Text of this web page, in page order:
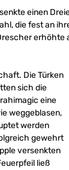
einen
die fest an
erhöhte
Die Türken
sich die
eine
weggeblasen,
werden
gewehrt
versenkten
ließ